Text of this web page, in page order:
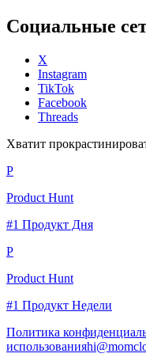
Социальные
X
Instagram
TikTok
Facebook
Threads
Хватит
P
Product Hunt
#1 Продукт Дня
P
Product Hunt
#1 Продукт Недели
Политика
использования